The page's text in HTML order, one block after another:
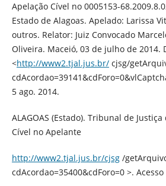
Apelação Cível no 0005153-
Estado de Alagoas. Apelado: Larissa
outros. Relator: Juiz Convocado
Oliveira. Maceió, 03 de julho de 2014.
<http://www2.tjal.jus.br/cjsg/
5 ago. 2014.
ALAGOAS (Estado). Tribunal de
Cível no Apelante
http://www2.tjal.jus.br/cjsg/
cdAcordao=35400&cdForo=0 >.